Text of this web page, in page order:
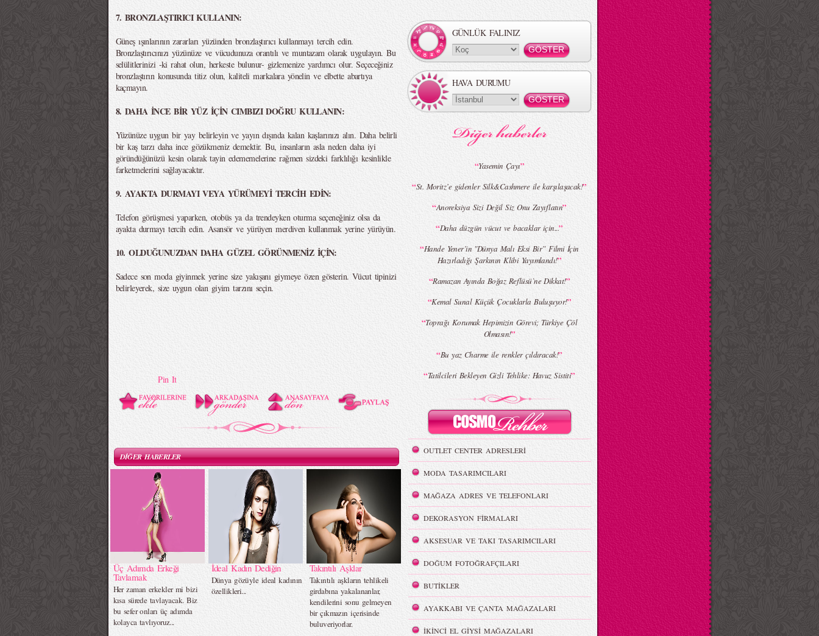
7. BRONZLAŞTIRICI KULLANIN:
Güneş ışınlarının zararları yüzünden bronzlaştırıcı kullanmayı tercih edin.
Bronzlaştırıcınızı yüzünüze ve vücudunuza orantılı ve muntazam olarak uygulayın. Bu
selülitlerinizi -ki rahat olun, herkeste bulunur- gizlemenize yardımcı olur. Seçeceğiniz
bronzlaştırın konusunda titiz olun, kaliteli markalara yönelin ve elbette abartıya
kaçmayın.
8. DAHA İNCE BİR YÜZ İÇİN CIMBIZI DOĞRU KULLANIN:
Yüzünüze uygun bir yay belirleyin ve yayın dışında kalan kaşlarınızı alın. Daha belirli
bir kaş tarzı daha ince gözükmeniz demektir. Bu, insanların asla neden daha iyi
göründüğünüzü kesin olarak tayin edememelerine rağmen sizdeki farklılığı kesinlikle
farketmelerini sağlayacaktır.
9. AYAKTA DURMAYI VEYA YÜRÜMEYİ TERCİH EDİN:
Telefon görüşmesi yaparken, otobüs ya da trendeyken oturma seçeneğiniz olsa da
ayakta durmayı tercih edin. Asansör ve yürüyen merdiven kullanmak yerine yürüyün.
10. OLDUĞUNUZDAN DAHA GÜZEL GÖRÜNMENİZ İÇİN:
Sadece son moda giyinmek yerine size yakışanı giymeye özen gösterin. Vücut tipinizi
belirleyerek, size uygun olan giyim tarzını seçin.
Pin It
DİĞER HABERLER
Üç Adımda Erkeği
Tavlamak
Her zaman erkekler mi bizi
kısa sürede tavlayacak. Biz
bu sefer onları üç adımda
kolayca tavlıyoruz...
İdeal Kadın Dediğin
Dünya gözüyle ideal kadının
özellikleri...
Takıntılı Aşklar
Takıntılı aşkların tehlikeli
girdabına yakalananlar,
kendilerini sonu gelmeyen
bir çıkmazın içerisinde
buluveriyorlar.
GÜNLÜK FALINIZ
HAVA DURUMU
“Yasemin Çayı”
“St. Moritz’e gidenler Silk&Cashmere ile karşılaşacak!”
“Anoreksiya Sizi Değil Siz Onu Zayıflatın”
“Daha düzgün vücut ve bacaklar için...”
“Hande Yener’in "Dünya Malı Eksi Bir” Filmi İçin
Hazırladığı Şarkının Klibi Yayımlandı!”
“Ramazan Ayında Boğaz Reflüsü`ne Dikkat!”
“Kemal Sunal Küçük Çocuklarla Buluşuyor!”
“Toprağı Korumak Hepimizin Görevi; Türkiye Çöl
Olmasın!”
“Bu yaz Charme ile renkler çıldıracak!”
“Tatilcileri Bekleyen Gizli Tehlike: Havuz Sistiti”
OUTLET CENTER ADRESLERİ
MODA TASARIMCILARI
MAĞAZA ADRES VE TELEFONLARI
DEKORASYON FİRMALARI
AKSESUAR VE TAKI TASARIMCILARI
DOĞUM FOTOĞRAFÇILARI
BUTİKLER
AYAKKABI VE ÇANTA MAĞAZALARI
İKİNCİ EL GİYSİ MAĞAZALARI